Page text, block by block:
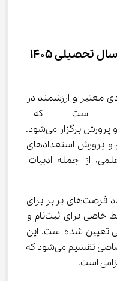
معتبر و ارزشمند در
است که
دانش‌پژوهان جوان وزارت آموزش و پرورش برگزار می‌شود.
و پرورش استعدادهای
علمی، از جمله ادبیات
برای تضمین عدالت آموزشی و ایجاد فرصت‌های برابر برای
همه دانش‌آموزان، شرایط و ضوابط خاصی برای ثبت‌نام و
تعیین شده است. این
شرایط به دو بخش عمومی و اختصاصی تقسیم می‌شود که